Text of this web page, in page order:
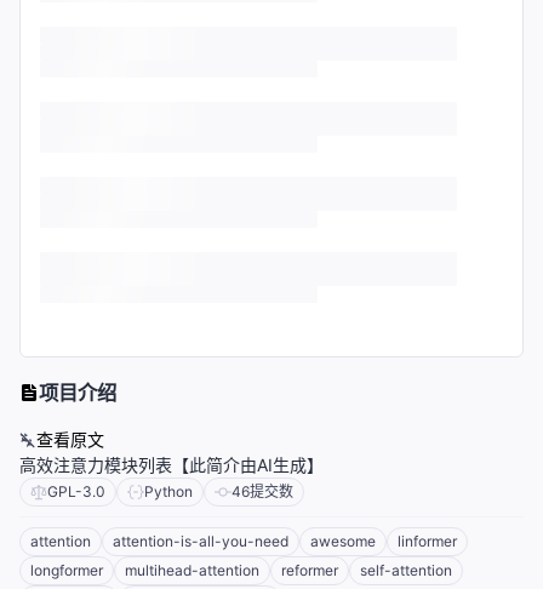
项目介绍
查看原文
高效注意力模块列表【此简介由AI生成】
GPL-3.0 Python 46提交数
attention attention-is-all-you-need awesome
linformer
longformer
multihead-attention reformer
self-attention